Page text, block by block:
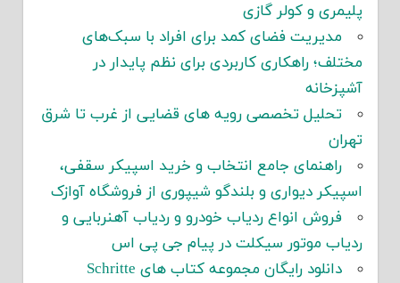
پلیمری و کولر گازی
مدیریت فضای کمد برای افراد با سبک‌های
مختلف؛ راهکاری کاربردی برای نظم پایدار در
آشپزخانه
تحلیل تخصصی رویه های قضایی از غرب تا شرق
تهران
راهنمای جامع انتخاب و خرید اسپیکر سقفی،
اسپیکر دیواری و بلندگو شیپوری از فروشگاه آوازک
فروش انواع ردیاب خودرو و ردیاب آهنربایی و
ردیاب موتور سیکلت در پیام جی پی اس
دانلود رایگان مجموعه کتاب های Schritte